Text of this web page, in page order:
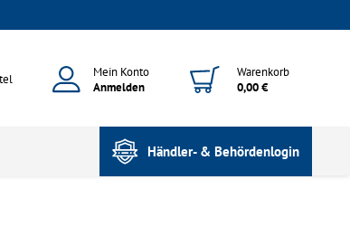
Mein Konto
Anmelden
Warenkorb
0,00 €
Händler- & Behördenlogin